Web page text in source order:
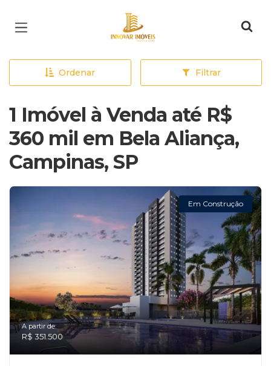
Página inicial
Ordenar Filtrar
1 Imóvel à Venda até R$
360 mil em Bela Aliança,
Campinas, SP
Em Construção
A partir de:
R$ 351.500